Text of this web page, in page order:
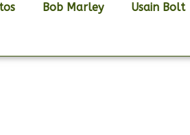
Bob Marley Usain Bolt